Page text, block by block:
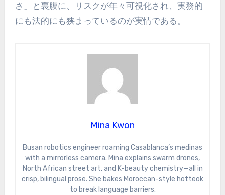
さ」と裏腹に、リスクが年々可視化され、実務的
にも法的にも狭まっているのが実情である。
Mina Kwon
Busan robotics engineer roaming Casablanca’s medinas
with a mirrorless camera. Mina explains swarm drones,
North African street art, and K-beauty chemistry—all in
crisp, bilingual prose. She bakes Moroccan-style hotteok
to break language barriers.